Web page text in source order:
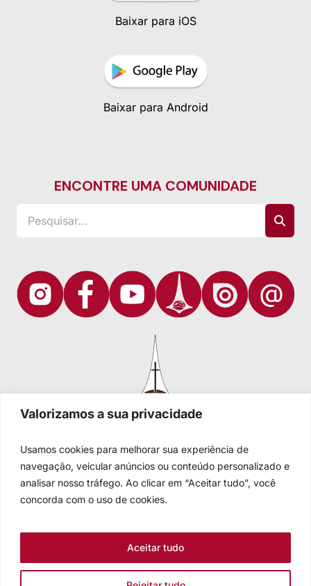
Valorizamos a sua privacidade
Usamos cookies para melhorar sua experiência de
navegação, veicular anúncios ou conteúdo personalizado e
analisar nosso tráfego. Ao clicar em “Aceitar tudo”, você
concorda com o uso de cookies.
Aceitar tudo
Baixar para iOS
Baixar para Android
ENCONTRE UMA COMUNIDADE
Igreja Evangélica de Confissão Luterana no Brasil
Sede nacional: Rua Senhor dos Passos, 202/4º andar Centro -
Fale conosco